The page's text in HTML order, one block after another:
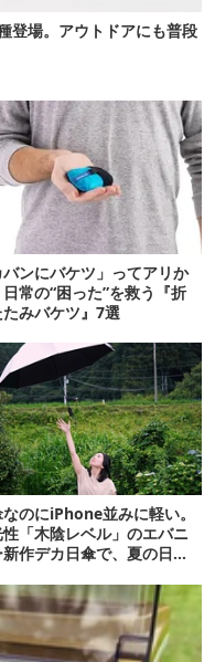
登場。アウトドアにも普段
バンにバケツ」ってアリか
日常の“困った”を救う『折
たみバケツ』7選
のにiPhone並みに軽い。
「木陰レベル」のエバニ
新作デカ日傘で、夏の日焼